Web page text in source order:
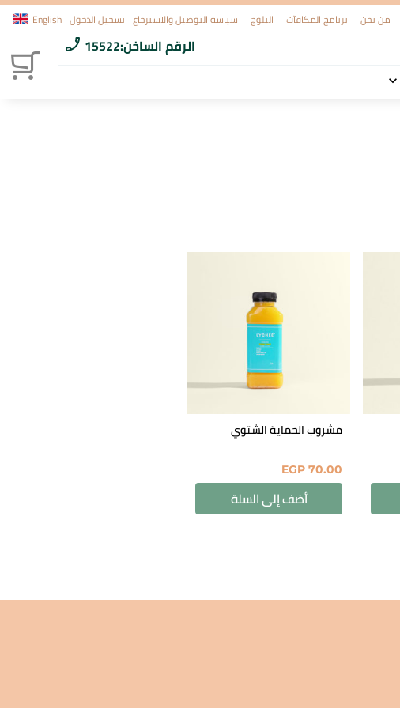
من نحن برنامج المكافآت البلوج سياسة التوصيل والاسترجاع تسجيل الدخول English
الرقم الساخن:15522
phone_enabled
مشروب الحماية الشتوي
EGP70.00
أضف إلى السلة